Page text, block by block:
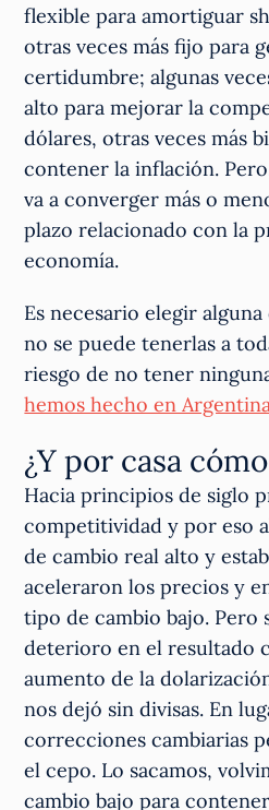
flexible para amortiguar
otras veces más fijo para
certidumbre; algunas
alto para mejorar la
dólares, otras veces más
contener la inflación.
va a converger más o
plazo relacionado con la
economía.
Es necesario elegir
no se puede tenerlas a
riesgo de no tener
hemos hecho en
¿Y por casa
Hacia principios de siglo
competitividad y por eso
de cambio real alto y
aceleraron los precios y
tipo de cambio bajo. Pero
deterioro en el resultado
aumento de la
nos dejó sin divisas. En
correcciones cambiarias
el cepo. Lo sacamos,
cambio bajo para